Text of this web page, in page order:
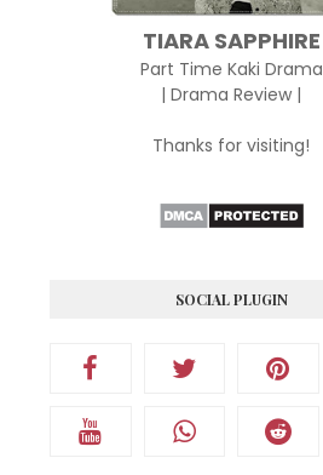
TIARA SAPPHIRE
Part Time Kaki Drama
| Drama Review |
Thanks for visiting!
SOCIAL PLUGIN